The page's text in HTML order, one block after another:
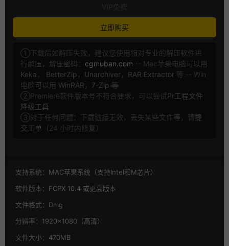
立即购买
①下载后如解压失败，建议您使用相对专业的解压软件进
行解压，解压密码： cgmuban.com -- Mac苹果电脑可以用
Keka ， BetterZip ， Unarchiver， RAR Extractor 等 -- Win
电脑可以用 WinRAR ， 7-Zip 等
②Premiere软件版本号不符合要求，可以尝试Pr工程文件
降级工具
③对于任何问题：下载链接无效，丢失某些文件等，请提
交工单 （24 小时内修复）
支持系统： MAC苹果系统（支持Intel和M芯片）
软件版本： FCPX 10.4 或更高版本
文件格式： Dmg
分辨率： 1920×1080（高清）
文件大小： 470MB